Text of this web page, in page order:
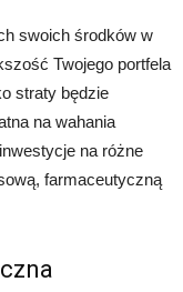
swoich środków w
Twojego portfela
straty będzie
na wahania
na różne
farmaceutyczną